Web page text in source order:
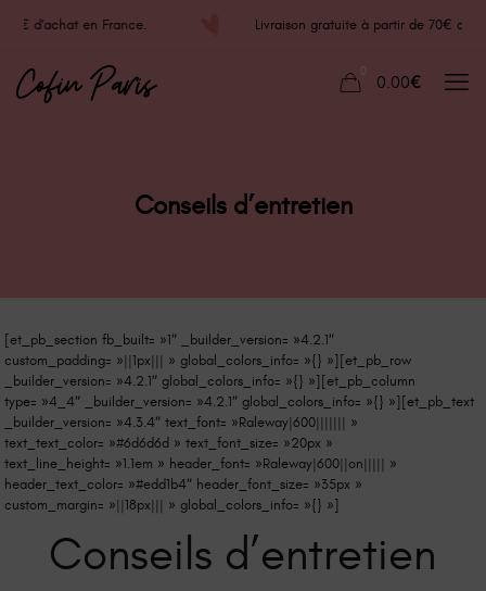
d'achat en France. Livraison gratuite à partir de 70€
0
0.00€
Conseils d’entretien
[et_pb_section fb_built= »1″ _builder_version= »4.2.1″
custom_padding= »||1px||| » global_colors_info= »{} »][et_pb_row
_builder_version= »4.2.1″ global_colors_info= »{} »][et_pb_column
type= »4_4″ _builder_version= »4.2.1″ global_colors_info= »{} »][et_pb_text
_builder_version= »4.3.4″ text_font= »Raleway|600||||||| »
text_text_color= »#6d6d6d » text_font_size= »20px »
text_line_height= »1.1em » header_font= »Raleway|600||on||||| »
header_text_color= »#edd1b4″ header_font_size= »35px »
custom_margin= »||18px||| » global_colors_info= »{} »]
Conseils d’entretien